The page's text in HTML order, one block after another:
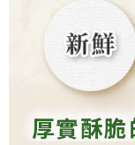
厚實酥